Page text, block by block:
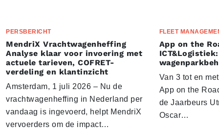
PERSBERICHT
MendriX Vrachtwagenheffing
Analyse klaar voor invoering met
actuele tarieven, COFRET-
verdeling en klantinzicht
Amsterdam, 1 juli 2026 – Nu de
vrachtwagenheffing in Nederland per
vandaag is ingevoerd, helpt MendriX
vervoerders om de impact…
FLEET
App on the
Van 3 tot en
App on the
de Jaarbeurs
Oscar…